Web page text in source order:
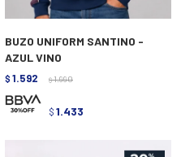
BUZO UNIFORM SANTINO -
AZUL VINO
$ 1.592 $ 1.990
$ 1.433